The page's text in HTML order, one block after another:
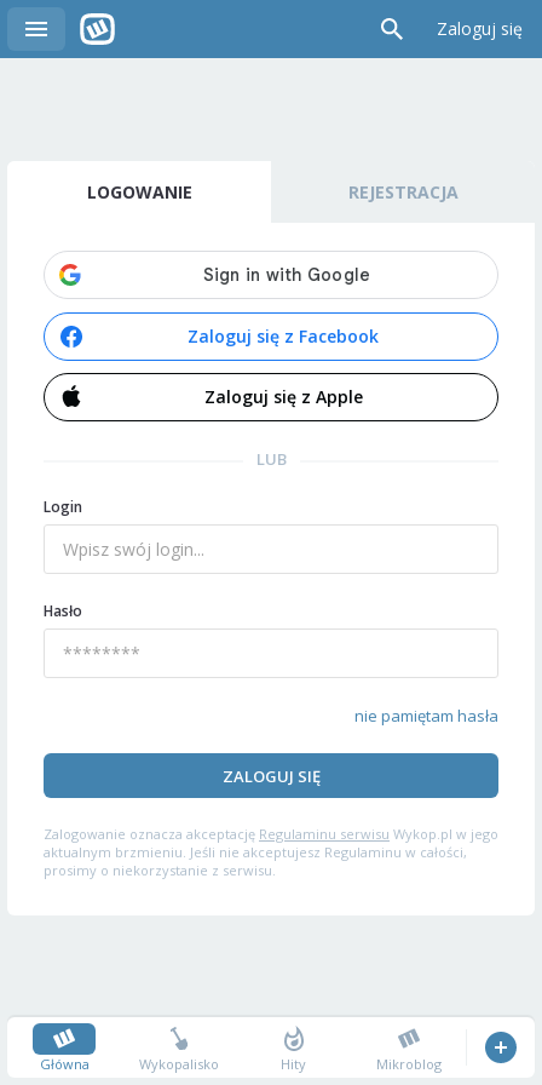
Zaloguj się
LOGOWANIE REJESTRACJA
Zaloguj się z Facebook
Zaloguj się z Apple
LUB
Login
Hasło
nie pamiętam hasła
ZALOGUJ SIĘ
Zalogowanie oznacza akceptację Regulaminu serwisu Wykop.pl w jego
aktualnym brzmieniu. Jeśli nie akceptujesz Regulaminu w całości,
prosimy o niekorzystanie z serwisu.
Główna Wykopalisko Hity Mikroblog